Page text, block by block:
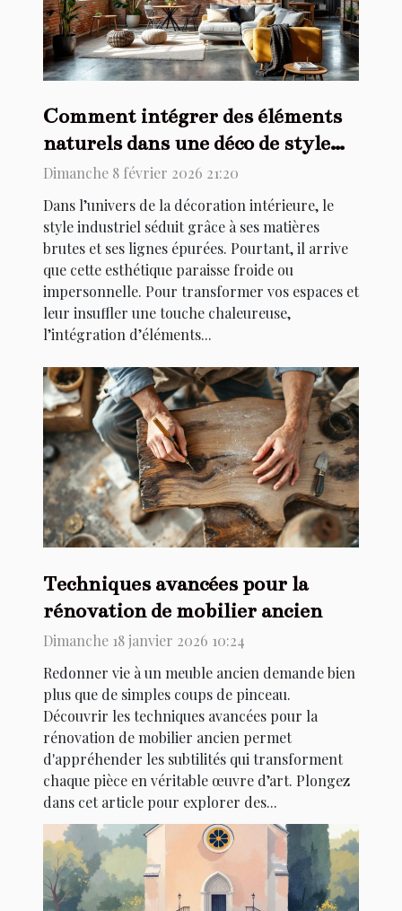
Comment intégrer des éléments
naturels dans une déco de style
industriel ?
Dimanche 8 février 2026 21:20
Dans l’univers de la décoration intérieure, le
style industriel séduit grâce à ses matières
brutes et ses lignes épurées. Pourtant, il arrive
que cette esthétique paraisse froide ou
impersonnelle. Pour transformer vos espaces et
leur insuffler une touche chaleureuse,
l’intégration d’éléments...
Techniques avancées pour la
rénovation de mobilier ancien
Dimanche 18 janvier 2026 10:24
Redonner vie à un meuble ancien demande bien
plus que de simples coups de pinceau.
Découvrir les techniques avancées pour la
rénovation de mobilier ancien permet
d'appréhender les subtilités qui transforment
chaque pièce en véritable œuvre d’art. Plongez
dans cet article pour explorer des...